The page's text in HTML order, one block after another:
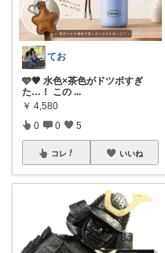
てお
🩵🤎 水色×茶色がドツボすぎ
た…！ この ...
￥ 4,580
0 0 5
コレ いいね